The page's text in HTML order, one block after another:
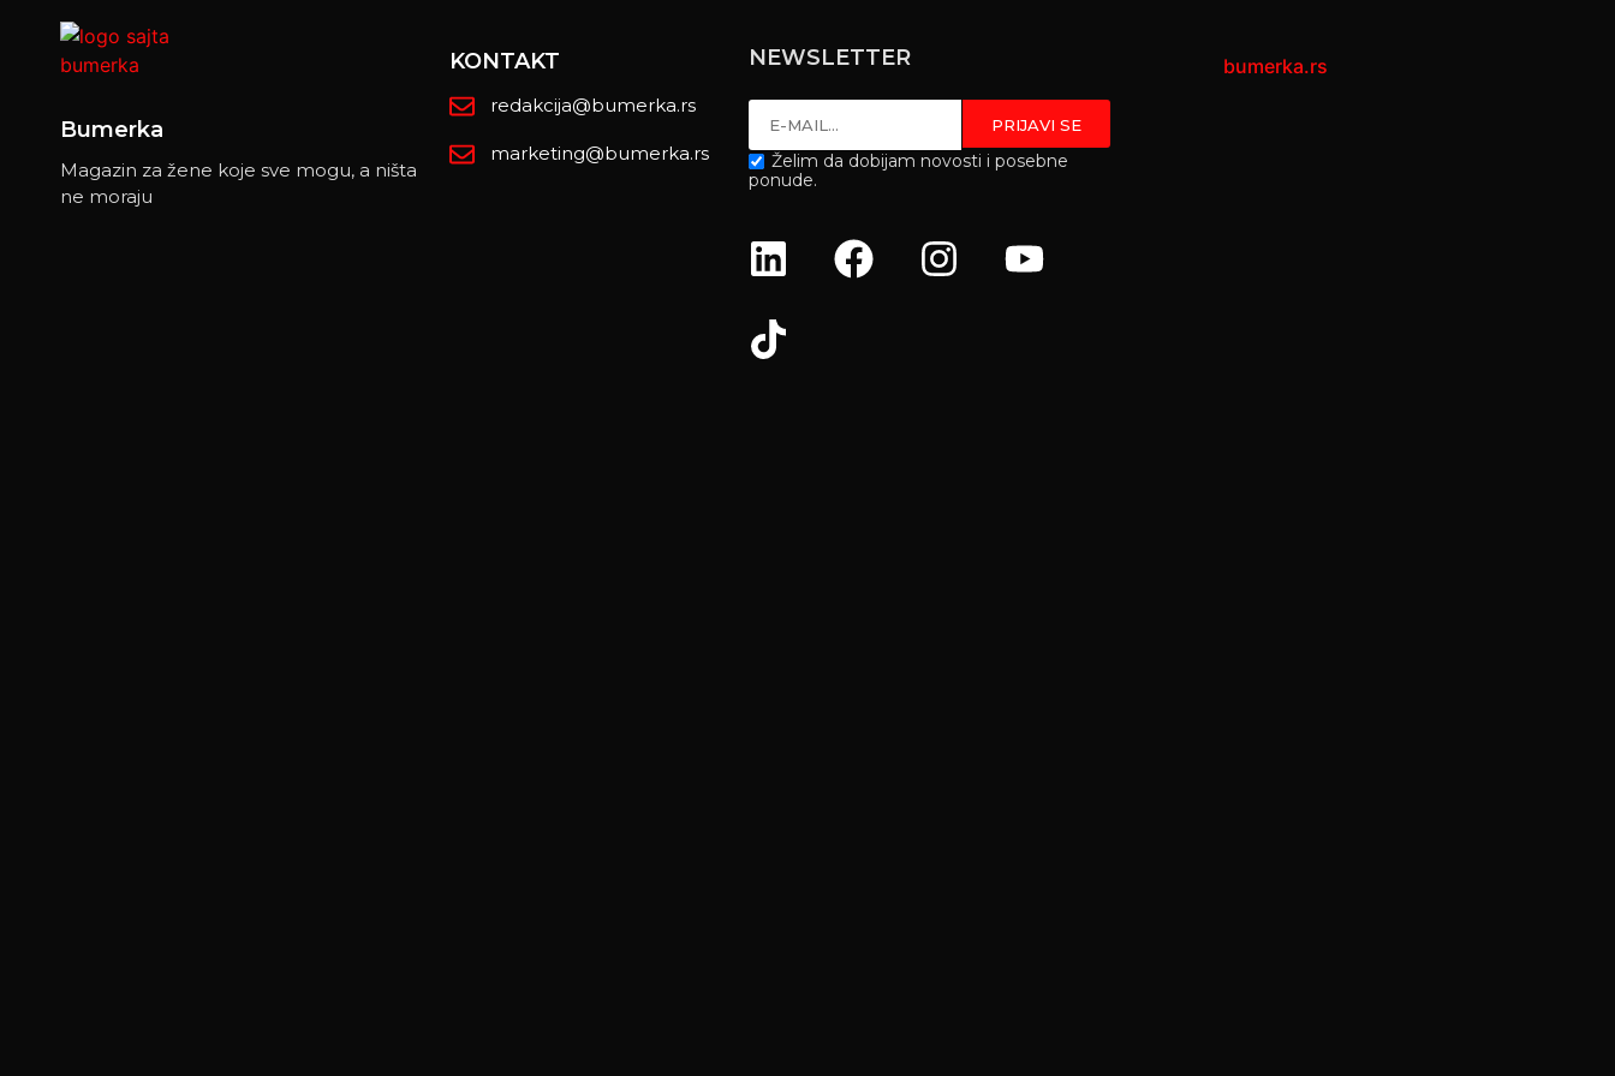
Bumerka
Magazin za žene koje sve mogu, a ništa
ne moraju
KONTAKT
redakcija@bumerka.rs
marketing@bumerka.rs
NEWSLETTER
Želim da dobijam novosti i posebne
ponude.
bumerka.rs